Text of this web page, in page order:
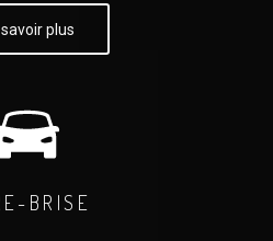
savoir plus
BRISE